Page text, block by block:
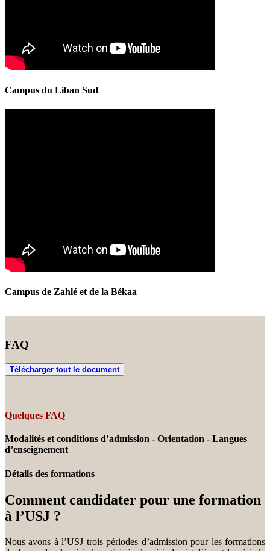
Campus du Liban Sud
Campus de Zahlé et de la Békaa
FAQ
Télécharger tout le document
Quelques FAQ
Modalités et conditions d’admission - Orientation - Langues
d’enseignement
Détails des formations
Comment candidater pour une formation
à l’USJ ?
Nous avons à l’USJ trois périodes d’admission pour les formations